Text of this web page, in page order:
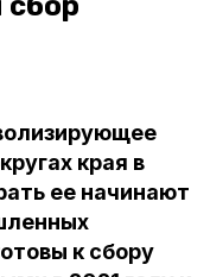
края в
ее начинают
к сбору